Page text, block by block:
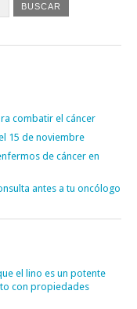
combatir el cáncer
15 de noviembre
de cáncer en
antes a tu oncólogo
el lino es un potente
con propiedades